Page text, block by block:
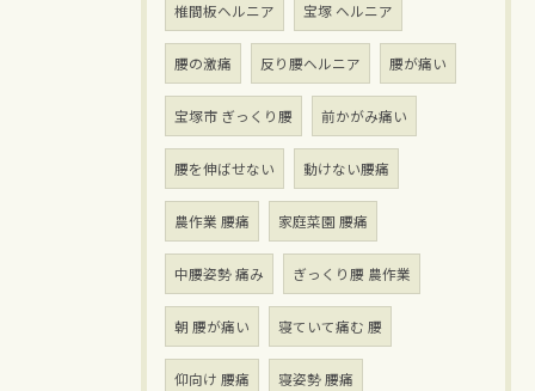
椎間板ヘルニア 宝塚 ヘルニア
腰の激痛 反り腰ヘルニア 腰が痛い
宝塚市 ぎっくり腰 前かがみ痛い
腰を伸ばせない 動けない腰痛
農作業 腰痛 家庭菜園 腰痛
中腰姿勢 痛み ぎっくり腰 農作業
朝 腰が痛い 寝ていて痛む 腰
仰向け 腰痛 寝姿勢 腰痛